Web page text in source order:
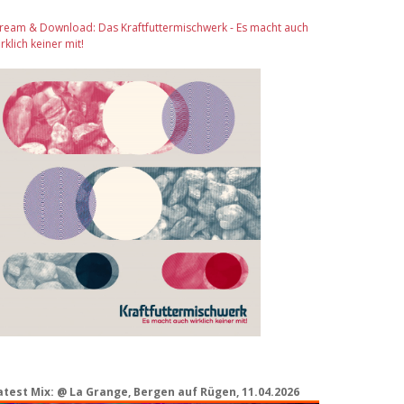
& Download: Das Kraftfuttermischwerk - Es macht auch
keiner mit!
Mix: @ La Grange, Bergen auf Rügen, 11.04.2026